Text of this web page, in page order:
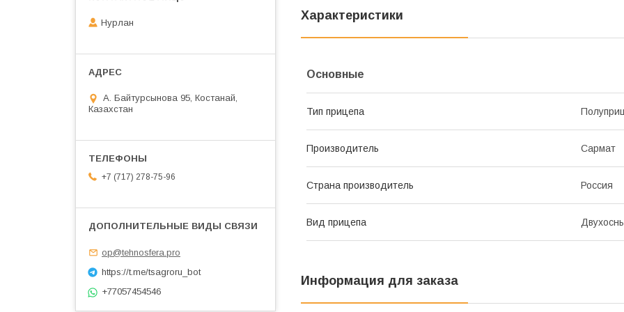
Характеристики
Основные
Тип прицепа
Производитель Сармат
Страна производитель Россия
Вид прицепа
Информация для заказа
Нурлан
А. Байтурсынова 95, Костанай,
Казахстан
+7 (717) 278-75-96
op@tehnosfera.pro
https://t.me/tsagroru_bot
+77057454546